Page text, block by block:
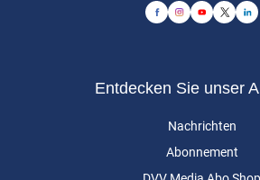
Entdecken Sie unser
Nachrichten
Abonnement